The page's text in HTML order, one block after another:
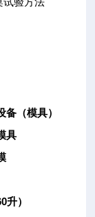
（模具）
具
升）